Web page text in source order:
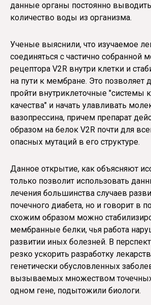
данные органы постоянно
количество воды из организма.
Ученые выяснили, что изучаемое
соединяться с частично собранной
рецептора V2R внутри клетки и
на пути к мембране. Это позволяет
пройти внутриклеточные "системы
качества" и начать улавливать
вазопрессина, причем препарат
образом на белок V2R почти для
опасных мутаций в его структуре.
Данное открытие, как объясняют
только позволит использовать
лечения большинства случаев
почечного диабета, но и говорит в
схожим образом можно
мембранные белки, чья работа
развитии иных болезней. В
резко ускорить разработку
генетически обусловленных
вызываемых множеством
одном гене, подытожили биологи.